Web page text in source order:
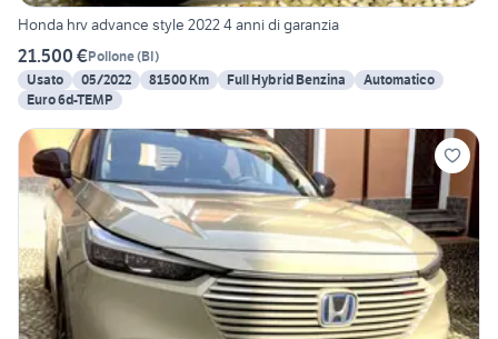
Honda hrv advance style 2022 4 anni di garanzia
21.500 €Pollone(BI)
Usato
05/2022 81500 Km Full Hybrid Benzina
Automatico
Euro 6d-TEMP